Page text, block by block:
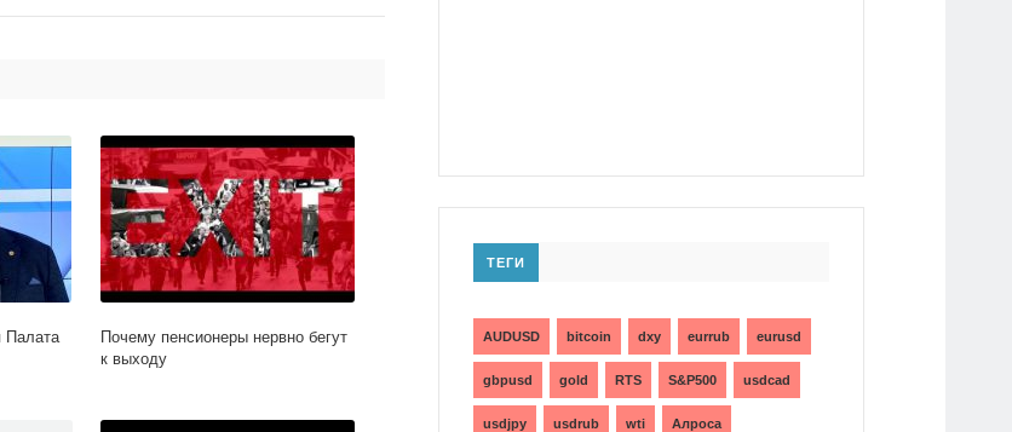
Почему пенсионеры нервно бегут
к выходу
ТЕГИ
AUDUSD bitcoin dxy eurrub eurusd
gbpusd gold RTS S&P500 usdcad
usdjpy usdrub wti Алроса